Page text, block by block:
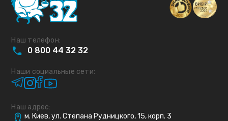
Наш телефон:
0 800 44 32 32
Наши социальные сети:
Наш адрес:
м. Киев, ул. Степана Рудницкого, 15, корп. 3